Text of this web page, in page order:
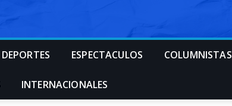
DEPORTES ESPECTACULOS COLUMNISTAS
INTERNACIONALES